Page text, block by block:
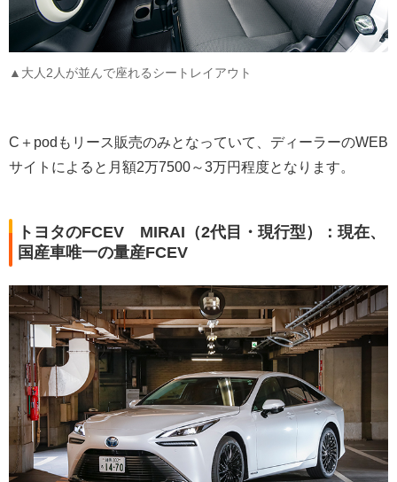
▲大人2人が並んで座れるシートレイアウト
C＋podもリース販売のみとなっていて、ディーラーのWEB
サイトによると月額2万7500～3万円程度となります。
トヨタのFCEV MIRAI（2代目・現行型）：現在、
国産車唯一の量産FCEV